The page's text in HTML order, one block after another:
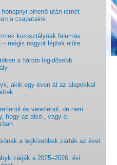
hónapnyi pihenő után ismét
a csapataink
korosztályúak felemás
– mégis nagyot léptek előre
a három legidősebb
akik egy éven át az alapokkal
és veretlenül, de nem
hogy az alsó-, vagy a
a legkisebbek zárták az évet
zárják a 2025–2026. évi